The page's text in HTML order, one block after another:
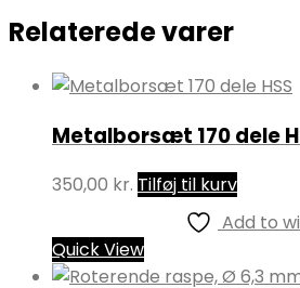
Relaterede varer
Metalborsæt 170 dele
350,00 kr. Tilføj til kurv
Add to
Quick View